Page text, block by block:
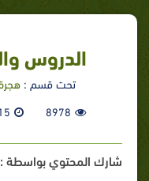
الدروس
تحت قسم :
8978
شارك المحتوي بواسطة :